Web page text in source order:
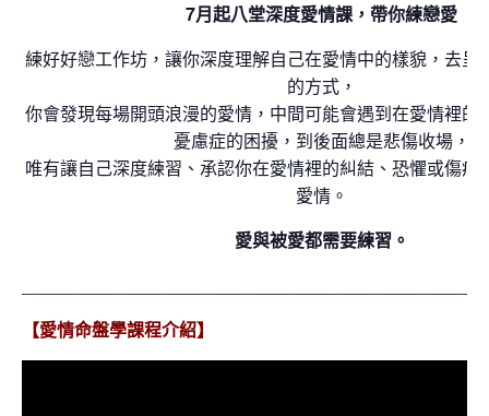
7月起八堂深度愛情課，帶你練戀愛
練好好戀工作坊，讓你深度理解自己在愛情中的樣貌，去呈
的方式，
你會發現每場開頭浪漫的愛情，中間可能會遇到在愛情裡的
憂慮症的困擾，到後面總是悲傷收場，
唯有讓自己深度練習、承認你在愛情裡的糾結、恐懼或傷痛
愛情。
愛與被愛都需要練習。
【愛情命盤學課程介紹】